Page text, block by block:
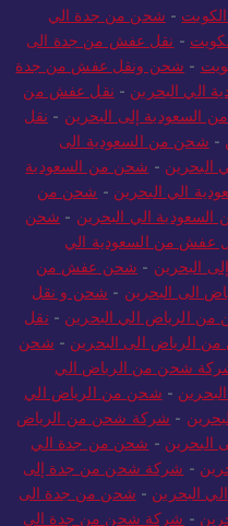
-نقل عفش من جدة إلى
-شحن من جدة الي
-نقل عفش من جدة الى
-
شحن ونقل عفش من جدة
الي البحرين-
نقل عفش من
إلى البحرين
-شحن من السعودية الى
-شحن من السعودية
الي البحرين-شحن من
الي البحرين-
عفش من السعودية الي
البحرين-شحن عفش من
الى البحرين -شحن و نقل
الرياض الي البحرين -نقل
الرياض الى البحرين-
شركة شحن من الرياض الي
-شحن من الرياض الي
-شركة شحن من الرياض
-شحن من جدة الي
-شركة شحن من جدة إلى
البحرين-شحن من جدة الى